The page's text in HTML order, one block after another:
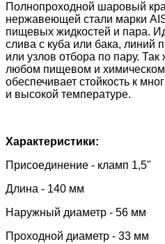
Полнопроходной шаровый
нержавеющей стали марки
пищевых жидкостей и пара.
слива с куба или бака, линий
или узлов отбора по пару.
любом пищевом и
обеспечивает стойкость к
и высокой температуре.
Характеристики:
Присоединение - кламп 1,5"
Длина - 140 мм
Наружный диаметр - 56 мм
Проходной диаметр - 33 мм